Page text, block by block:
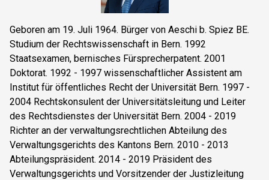
Geboren am 19. Juli 1964. Bürger von Aeschi b. Spiez BE.
Studium der Rechtswissenschaft in Bern. 1992
Staatsexamen, bernisches Fürsprecherpatent. 2001
Doktorat. 1992 - 1997 wissenschaftlicher Assistent am
Institut für öffentliches Recht der Universität Bern. 1997 -
2004 Rechtskonsulent der Universitätsleitung und Leiter
des Rechtsdienstes der Universität Bern. 2004 - 2019
Richter an der verwaltungsrechtlichen Abteilung des
Verwaltungsgerichts des Kantons Bern. 2010 - 2013
Abteilungspräsident. 2014 - 2019 Präsident des
Verwaltungsgerichts und Vorsitzender der Justizleitung